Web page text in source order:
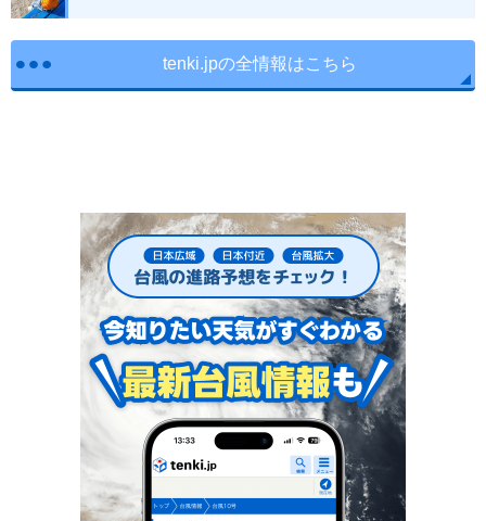
tenki.jpの全情報はこちら